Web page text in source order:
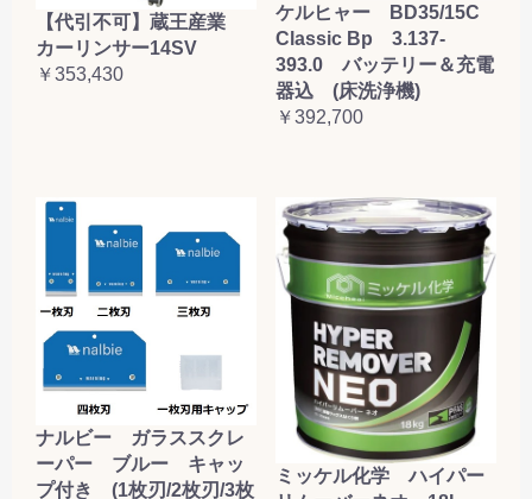
【代引不可】蔵王産業
カーリンサー14SV
￥353,430
ケルヒャー BD35/15C
Classic Bp 3.137-
393.0 バッテリー＆充電
器込 (床洗浄機)
￥392,700
ナルビー ガラススクレ
ーパー ブルー キャッ
プ付き (1枚刃/2枚刃/3枚
ミッケル化学 ハイパー